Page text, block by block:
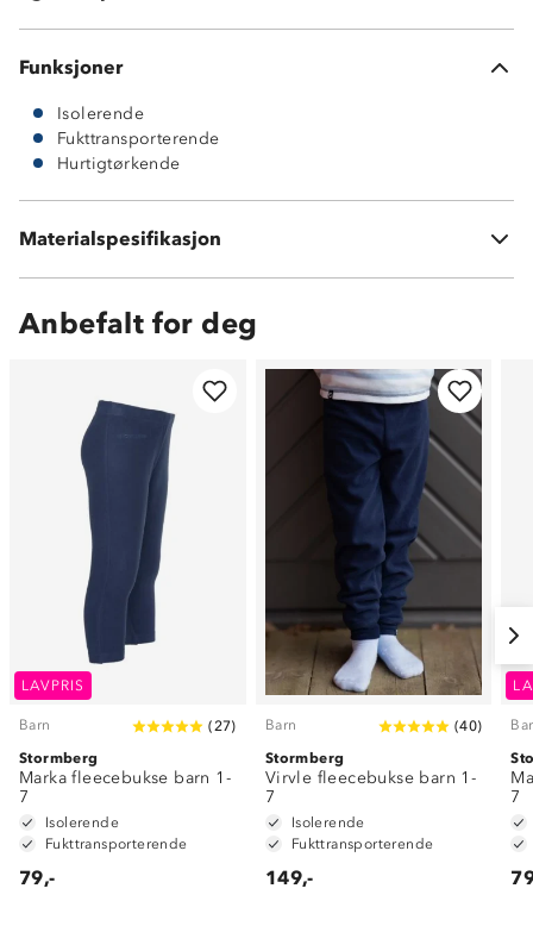
Funksjoner
Isolerende
Fukttransporterende
Hurtigtørkende
Materialspesifikasjon
160g fleecekvalitet av 100% polyester
Anbefalt for deg
LAVPRIS
Barn ( 27)
Stormberg
Marka fleecebukse barn 1-
7
Isolerende
Fukttransporterende
79,-
Barn (40)
Stormberg
Virvle fleecebukse barn 1-
7
Isolerende
Fukttransporterende
149,-
7